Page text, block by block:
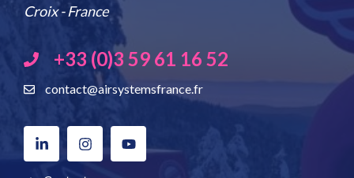
Croix - France
+33 (0)3 59 61 16 52
contact@airsystemsfrance.fr